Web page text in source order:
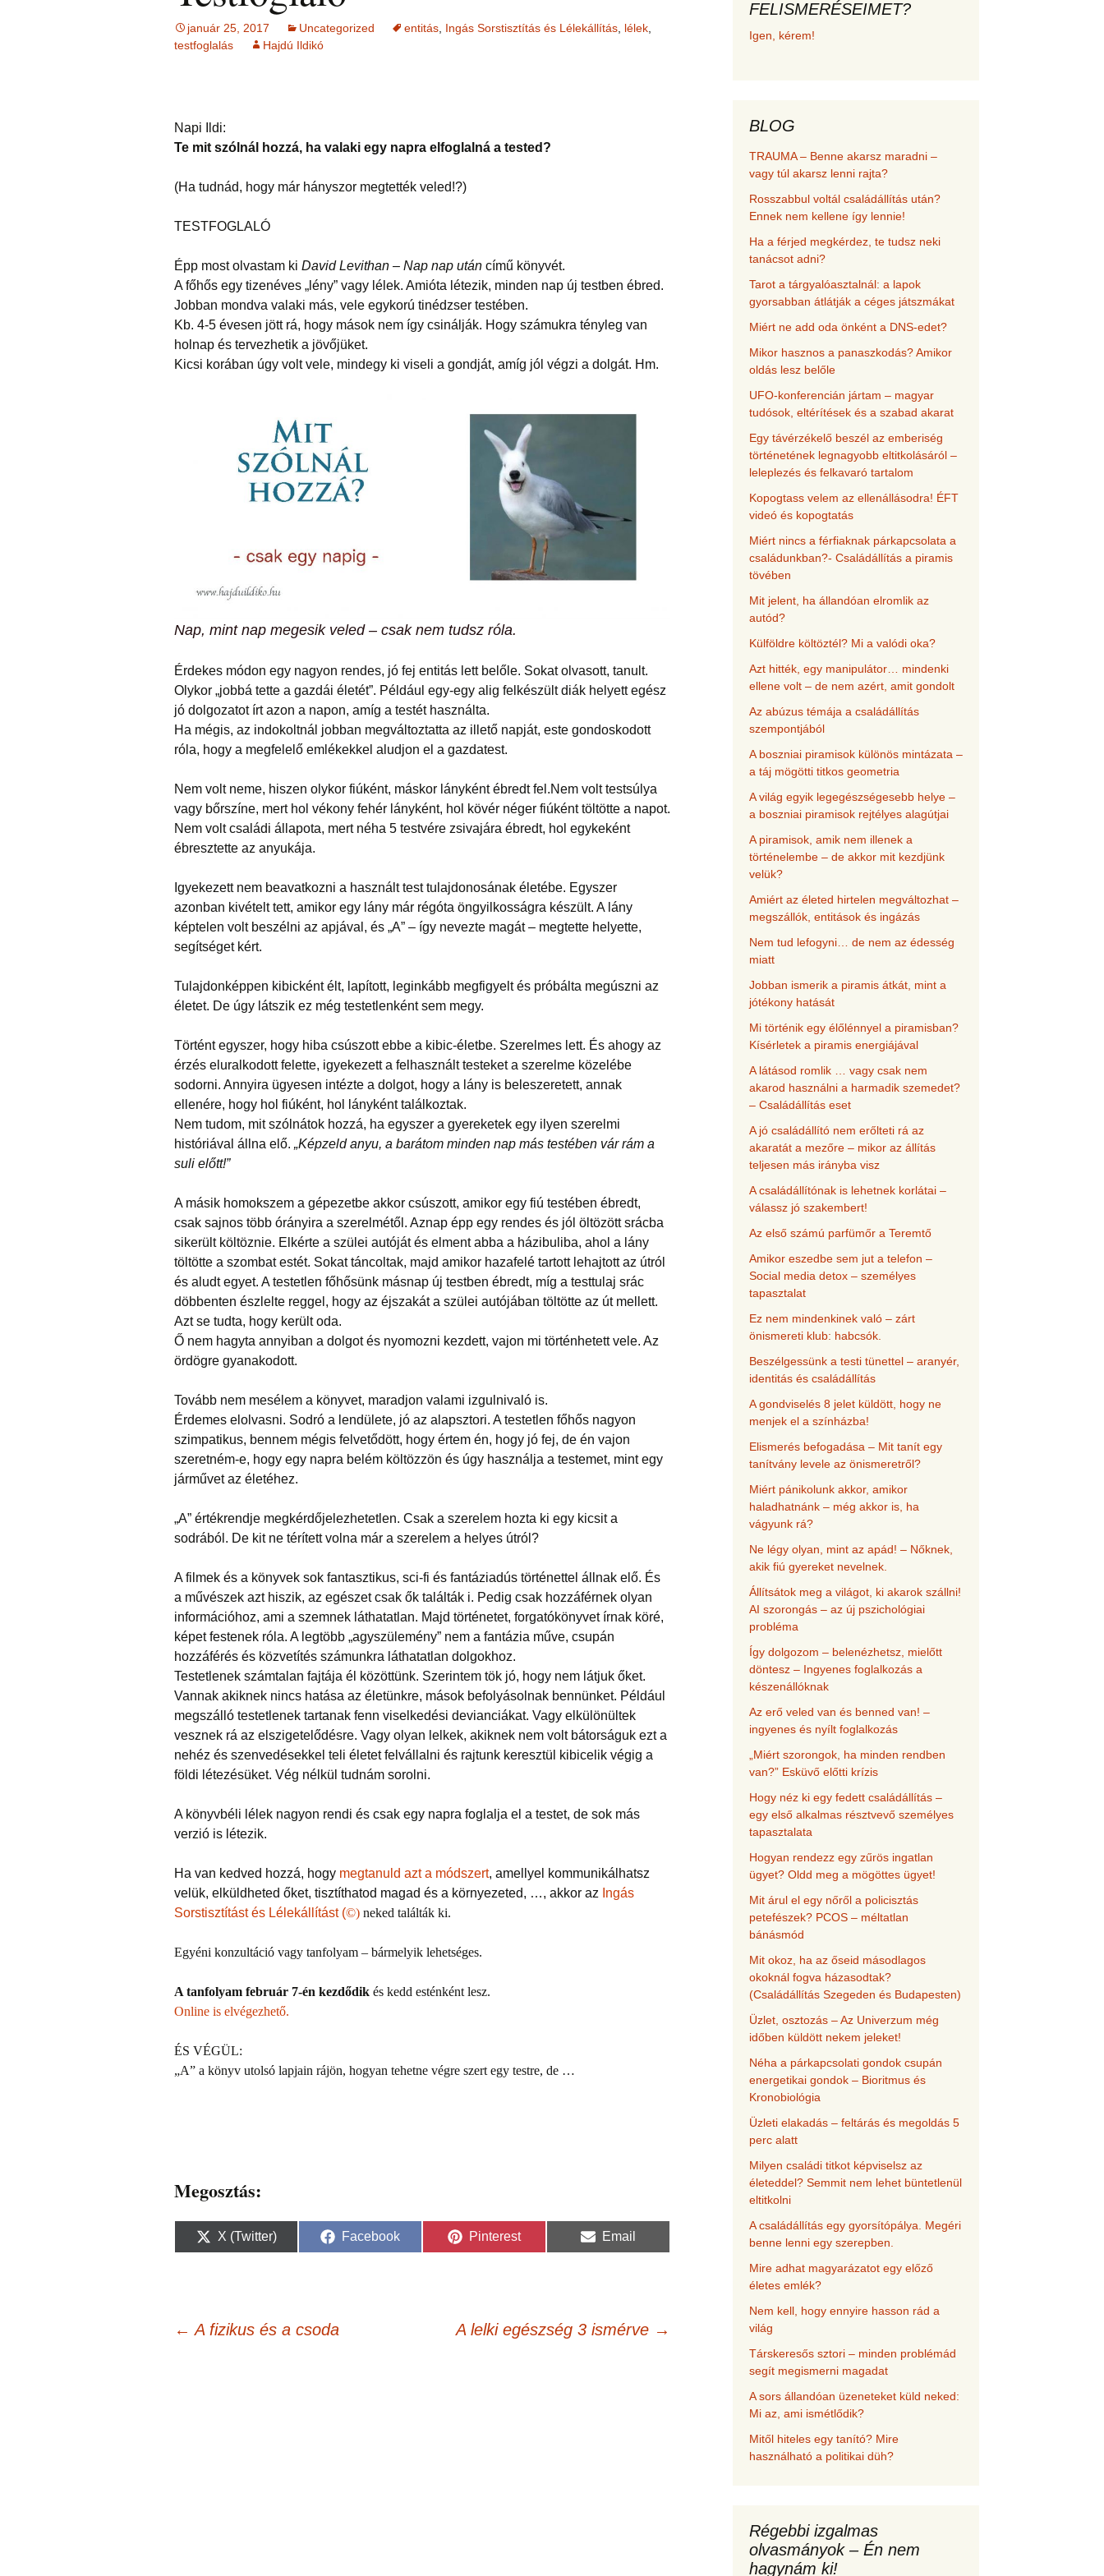
INGÁS KÖZVETÍTÉS –
Ingás Lélekállítás
Tünetek és tudatszintek
korrekciója
TANULJ
CSALÁDÁLLÍTÁST!
Online is
Megvásárolható
hanganyagok – régebbi
írások 2.
esetek
Ingás Lélekállítás
Lélekállítás ingával –
KRONOBIOLÓGIA
írások és videók
problémafeltárás)
FELOLDÁS JÁTÉK
RAJZELEMZÉS
TUDATFORMATTÁLÁS
NÉGY KÉRDÉS –
írások (ítéleteink
megfordítása)
Ítélkezőlap – segédlet a
módszerhez
CONSCIOUSNESS
(hozzáférés a
MESE –
problémafeltárás
mesével
Ügyfelek meséi
A saját mesém
AMIRE RÁJÖTTEM 5. ÉFT esetek 4.
GYEREKBAJOK
témakörében
Öngyógyítás
felismeréseimet és
január 25, 2017 Uncategorized entitás Ingás Sorstisztítás és Lélekállítás lélek
testfoglalás
Hajdú Ildikó
Napi Ildi:
Te mit szólnál hozzá, ha valaki egy napra elfoglalná a tested?
(Ha tudnád, hogy már hányszor megtették veled!?)
TESTFOGLALÓ
Épp most olvastam ki David Levithan – Nap nap után című könyvét.
A főhős egy tizenéves „lény” vagy lélek. Amióta létezik, minden nap új testben ébred.
Jobban mondva valaki más, vele egykorú tinédzser testében.
Kb. 4-5 évesen jött rá, hogy mások nem így csinálják. Hogy számukra tényleg van
holnap és tervezhetik a jövőjüket.
Kicsi korában úgy volt vele, mindegy ki viseli a gondját, amíg jól végzi a dolgát. Hm.
Nap, mint nap megesik veled – csak nem tudsz róla.
Érdekes módon egy nagyon rendes, jó fej entitás lett belőle. Sokat olvasott, tanult.
Olykor „jobbá tette a gazdái életét”. Például egy-egy alig felkészült diák helyett egész
jó dolgozatot írt azon a napon, amíg a testét használta.
Ha mégis, az indokoltnál jobban megváltoztatta az illető napját, este gondoskodott
róla, hogy a megfelelő emlékekkel aludjon el a gazdatest.
Nem volt neme, hiszen olykor fiúként, máskor lányként ébredt fel.Nem volt testsúlya
vagy bőrszíne, mert hol vékony fehér lányként, hol kövér néger fiúként töltötte a napot.
Nem volt családi állapota, mert néha 5 testvére zsivajára ébredt, hol egykeként
ébresztette az anyukája.
Igyekezett nem beavatkozni a használt test tulajdonosának életébe. Egyszer
azonban kivételt tett, amikor egy lány már régóta öngyilkosságra készült. A lány
képtelen volt beszélni az apjával, és „A” – így nevezte magát – megtette helyette,
segítséget kért.
Tulajdonképpen kibicként élt, lapított, leginkább megfigyelt és próbálta megúszni az
életet. De úgy látszik ez még testetlenként sem megy.
Történt egyszer, hogy hiba csúszott ebbe a kibic-életbe. Szerelmes lett. És ahogy az
érzés eluralkodott felette, igyekezett a felhasznált testeket a szerelme közelébe
sodorni. Annyira ügyesen intézte a dolgot, hogy a lány is beleszeretett, annak
ellenére, hogy hol fiúként, hol lányként találkoztak.
Nem tudom, mit szólnátok hozzá, ha egyszer a gyereketek egy ilyen szerelmi
históriával állna elő. „Képzeld anyu, a barátom minden nap más testében vár rám a
suli előtt!”
A másik homokszem a gépezetbe akkor csúszott, amikor egy fiú testében ébredt,
csak sajnos több órányira a szerelmétől. Aznap épp egy rendes és jól öltözött srácba
sikerült költöznie. Elkérte a szülei autóját és elment abba a házibuliba, ahol a lány
töltötte a szombat estét. Sokat táncoltak, majd amikor hazafelé tartott lehajtott az útról
és aludt egyet. A testetlen főhősünk másnap új testben ébredt, míg a testtulaj srác
döbbenten észlelte reggel, hogy az éjszakát a szülei autójában töltötte az út mellett.
Azt se tudta, hogy került oda.
Ő nem hagyta annyiban a dolgot és nyomozni kezdett, vajon mi történhetett vele. Az
ördögre gyanakodott.
Tovább nem mesélem a könyvet, maradjon valami izgulnivaló is.
Érdemes elolvasni. Sodró a lendülete, jó az alapsztori. A testetlen főhős nagyon
szimpatikus, bennem mégis felvetődött, hogy értem én, hogy jó fej, de én vajon
szeretném-e, hogy egy napra belém költözzön és úgy használja a testemet, mint egy
járművet az életéhez.
„A” értékrendje megkérdőjelezhetetlen. Csak a szerelem hozta ki egy kicsit a
sodrából. De kit ne térített volna már a szerelem a helyes útról?
A filmek és a könyvek sok fantasztikus, sci-fi és fantáziadús történettel állnak elő. És
a művészek azt hiszik, az egészet csak ők találták i. Pedig csak hozzáférnek olyan
információhoz, ami a szemnek láthatatlan. Majd történetet, forgatókönyvet írnak köré,
képet festenek róla. A legtöbb „agyszülemény” nem a fantázia műve, csupán
hozzáférés és közvetítés számunkra láthatatlan dolgokhoz.
Testetlenek számtalan fajtája él közöttünk. Szerintem tök jó, hogy nem látjuk őket.
Vannak akiknek nincs hatása az életünkre, mások befolyásolnak bennünket. Például
megszálló testetlenek tartanak fenn viselkedési devianciákat. Vagy elkülönültek
vesznek rá az elszigetelődésre. Vagy olyan lelkek, akiknek nem volt bátorságuk ezt a
nehéz és szenvedésekkel teli életet felvállalni és rajtunk keresztül kibicelik végig a
földi létezésüket. Vég nélkül tudnám sorolni.
A könyvbéli lélek nagyon rendi és csak egy napra foglalja el a testet, de sok más
verzió is létezik.
Ha van kedved hozzá, hogy megtanuld azt a módszert, amellyel kommunikálhatsz
velük, elküldheted őket, tisztíthatod magad és a környezeted, …, akkor az Ingás
Sorstisztítást és Lélekállítást (©) neked találták ki.
Egyéni konzultáció vagy tanfolyam – bármelyik lehetséges.
A tanfolyam február 7-én kezdődik és kedd esténként lesz.
Online is elvégezhető.
ÉS VÉGÜL:
„A” a könyv utolsó lapjain rájön, hogyan tehetne végre szert egy testre, de …
Megosztás:
Share
X (Twitter)
Share
Facebook
Share
Pinterest
Share
Email
← A fizikus és a csoda A lelki egészség 3 ismérve →
FELISMERÉSEIMET?
Igen, kérem!
BLOG
TRAUMA – Benne akarsz maradni –
vagy túl akarsz lenni rajta?
Rosszabbul voltál családállítás után?
Ennek nem kellene így lennie!
Ha a férjed megkérdez, te tudsz neki
tanácsot adni?
Tarot a tárgyalóasztalnál: a lapok
gyorsabban átlátják a céges játszmákat
Miért ne add oda önként a DNS-edet?
Mikor hasznos a panaszkodás? Amikor
oldás lesz belőle
UFO-konferencián jártam – magyar
tudósok, eltérítések és a szabad akarat
Egy távérzékelő beszél az emberiség
történetének legnagyobb eltitkolásáról –
leleplezés és felkavaró tartalom
Kopogtass velem az ellenállásodra! ÉFT
videó és kopogtatás
Miért nincs a férfiaknak párkapcsolata a
családunkban?- Családállítás a piramis
tövében
Mit jelent, ha állandóan elromlik az
autód?
Külföldre költöztél? Mi a valódi oka?
Azt hitték, egy manipulátor… mindenki
ellene volt – de nem azért, amit gondolt
Az abúzus témája a családállítás
szempontjából
A boszniai piramisok különös mintázata –
a táj mögötti titkos geometria
A világ egyik legegészségesebb helye –
a boszniai piramisok rejtélyes alagútjai
A piramisok, amik nem illenek a
történelembe – de akkor mit kezdjünk
velük?
Amiért az életed hirtelen megváltozhat –
megszállók, entitások és ingázás
Nem tud lefogyni… de nem az édesség
miatt
Jobban ismerik a piramis átkát, mint a
jótékony hatását
Mi történik egy élőlénnyel a piramisban?
Kísérletek a piramis energiájával
A látásod romlik … vagy csak nem
akarod használni a harmadik szemedet?
– Családállítás eset
A jó családállító nem erőlteti rá az
akaratát a mezőre – mikor az állítás
teljesen más irányba visz
A családállítónak is lehetnek korlátai –
válassz jó szakembert!
Az első számú parfümőr a Teremtő
Amikor eszedbe sem jut a telefon –
Social media detox – személyes
tapasztalat
Ez nem mindenkinek való – zárt
önismereti klub: habcsók.
Beszélgessünk a testi tünettel – aranyér,
identitás és családállítás
A gondviselés 8 jelet küldött, hogy ne
menjek el a színházba!
Elismerés befogadása – Mit tanít egy
tanítvány levele az önismeretről?
Miért pánikolunk akkor, amikor
haladhatnánk – még akkor is, ha
vágyunk rá?
Ne légy olyan, mint az apád! – Nőknek,
akik fiú gyereket nevelnek.
Állítsátok meg a világot, ki akarok szállni!
AI szorongás – az új pszichológiai
probléma
Így dolgozom – belenézhetsz, mielőtt
döntesz – Ingyenes foglalkozás a
készenállóknak
Az erő veled van és benned van! –
ingyenes és nyílt foglalkozás
„Miért szorongok, ha minden rendben
van?” Esküvő előtti krízis
Hogy néz ki egy fedett családállítás –
egy első alkalmas résztvevő személyes
tapasztalata
Hogyan rendezz egy zűrös ingatlan
ügyet? Oldd meg a mögöttes ügyet!
Mit árul el egy nőről a policisztás
petefészek? PCOS – méltatlan
bánásmód
Mit okoz, ha az őseid másodlagos
okoknál fogva házasodtak?
(Családállítás Szegeden és Budapesten)
Üzlet, osztozás – Az Univerzum még
időben küldött nekem jeleket!
Néha a párkapcsolati gondok csupán
energetikai gondok – Bioritmus és
Kronobiológia
Üzleti elakadás – feltárás és megoldás 5
perc alatt
Milyen családi titkot képviselsz az
életeddel? Semmit nem lehet büntetlenül
eltitkolni
A családállítás egy gyorsítópálya. Megéri
benne lenni egy szerepben.
Mire adhat magyarázatot egy előző
életes emlék?
Nem kell, hogy ennyire hasson rád a
világ
Társkeresős sztori – minden problémád
segít megismerni magadat
A sors állandóan üzeneteket küld neked:
Mi az, ami ismétlődik?
Mitől hiteles egy tanító? Mire
használható a politikai düh?
Régebbi izgalmas
olvasmányok – Én nem
hagynám ki!